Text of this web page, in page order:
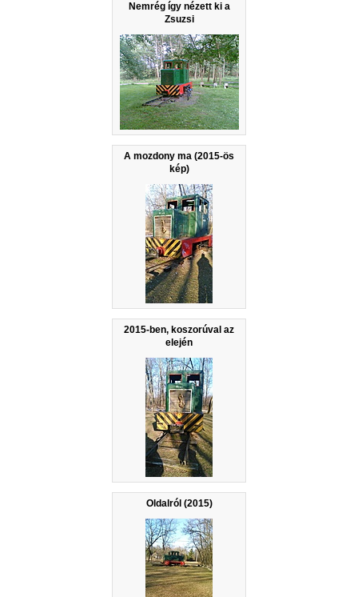
Nemrég így nézett ki a
Zsuzsi
A mozdony ma (2015-ös
kép)
2015-ben, koszorúval az
elején
Oldalról (2015)